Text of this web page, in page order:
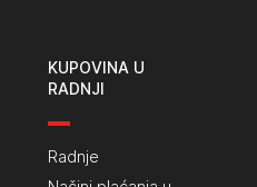
KUPOVINA U
RADNJI
Radnje